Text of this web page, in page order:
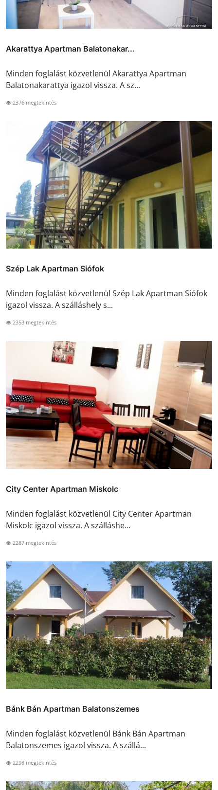
Akarattya Apartman Balatonakar...
Minden foglalást közvetlenül Akarattya Apartman
Balatonakarattya igazol vissza. A sz...
2376 megtekintés
Szép Lak Apartman Siófok
Minden foglalást közvetlenül Szép Lak Apartman Siófok
igazol vissza. A szálláshely s...
2353 megtekintés
City Center Apartman Miskolc
Minden foglalást közvetlenül City Center Apartman
Miskolc igazol vissza. A szálláshe...
2287 megtekintés
Bánk Bán Apartman Balatonszemes
Minden foglalást közvetlenül Bánk Bán Apartman
Balatonszemes igazol vissza. A szállá...
2298 megtekintés